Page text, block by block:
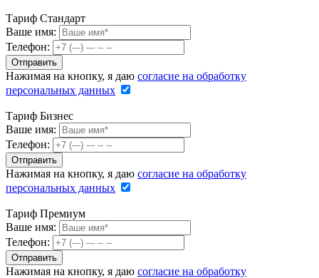
Тариф Стандарт
Ваше имя:
Телефон:
Нажимая на кнопку, я даю согласие на обработку
персональных данных
Тариф Бизнес
Ваше имя:
Телефон:
Нажимая на кнопку, я даю согласие на обработку
персональных данных
Тариф Премиум
Ваше имя:
Телефон:
Нажимая на кнопку, я даю согласие на обработку